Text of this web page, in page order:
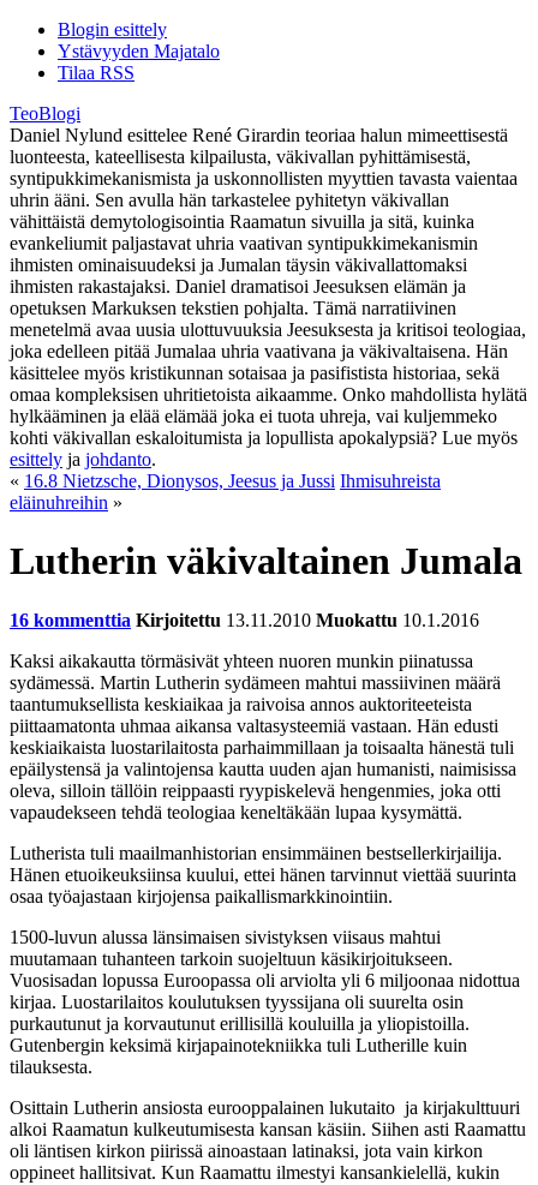
Blogin esittely
Ystävyyden Majatalo
Tilaa RSS
TeoBlogi
Daniel Nylund esittelee René Girardin teoriaa halun mimeettisestä
luonteesta, kateellisesta kilpailusta, väkivallan pyhittämisestä,
syntipukkimekanismista ja uskonnollisten myyttien tavasta vaientaa
uhrin ääni. Sen avulla hän tarkastelee pyhitetyn väkivallan
vähittäistä demytologisointia Raamatun sivuilla ja sitä, kuinka
evankeliumit paljastavat uhria vaativan syntipukkimekanismin
ihmisten ominaisuudeksi ja Jumalan täysin väkivallattomaksi
ihmisten rakastajaksi. Daniel dramatisoi Jeesuksen elämän ja
opetuksen Markuksen tekstien pohjalta. Tämä narratiivinen
menetelmä avaa uusia ulottuvuuksia Jeesuksesta ja kritisoi teologiaa,
joka edelleen pitää Jumalaa uhria vaativana ja väkivaltaisena. Hän
käsittelee myös kristikunnan sotaisaa ja pasifistista historiaa, sekä
omaa kompleksisen uhritietoista aikaamme. Onko mahdollista hylätä
hylkääminen ja elää elämää joka ei tuota uhreja, vai kuljemmeko
kohti väkivallan eskaloitumista ja lopullista apokalypsiä? Lue myös
esittely ja johdanto.
« 16.8 Nietzsche, Dionysos, Jeesus ja Jussi Ihmisuhreista
eläinuhreihin »
Lutherin väkivaltainen Jumala
16 kommenttia Kirjoitettu 13.11.2010 Muokattu 10.1.2016
Kaksi aikakautta törmäsivät yhteen nuoren munkin piinatussa
sydämessä. Martin Lutherin sydämeen mahtui massiivinen määrä
taantumuksellista keskiaikaa ja raivoisa annos auktoriteeteista
piittaamatonta uhmaa aikansa valtasysteemiä vastaan. Hän edusti
keskiaikaista luostarilaitosta parhaimmillaan ja toisaalta hänestä tuli
epäilystensä ja valintojensa kautta uuden ajan humanisti, naimisissa
oleva, silloin tällöin reippaasti ryypiskelevä hengenmies, joka otti
vapaudekseen tehdä teologiaa keneltäkään lupaa kysymättä.
Lutherista tuli maailmanhistorian ensimmäinen bestsellerkirjailija.
Hänen etuoikeuksiinsa kuului, ettei hänen tarvinnut viettää suurinta
osaa työajastaan kirjojensa paikallismarkkinointiin.
1500-luvun alussa länsimaisen sivistyksen viisaus mahtui
muutamaan tuhanteen tarkoin suojeltuun käsikirjoitukseen.
Vuosisadan lopussa Euroopassa oli arviolta yli 6 miljoonaa nidottua
kirjaa. Luostarilaitos koulutuksen tyyssijana oli suurelta osin
purkautunut ja korvautunut erillisillä kouluilla ja yliopistoilla.
Gutenbergin keksimä kirjapainotekniikka tuli Lutherille kuin
tilauksesta.
Osittain Lutherin ansiosta eurooppalainen lukutaito ja kirjakulttuuri
alkoi Raamatun kulkeutumisesta kansan käsiin. Siihen asti Raamattu
oli läntisen kirkon piirissä ainoastaan latinaksi, jota vain kirkon
oppineet hallitsivat. Kun Raamattu ilmestyi kansankielellä, kukin